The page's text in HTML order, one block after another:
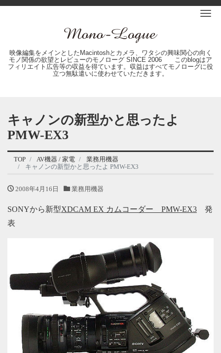
映像編集をメインとしたMacintoshとカメラ、ワタシの興味関心の向く
モノ関係の欲望とレビューのモノローグ SINCE 2006 このblogはア
フィリエイト広告等の収益を得ています。収益はすべてモノローグに役
立つ無駄遣いに使わせていただきます。
キャノンの新型かと思ったよ
PMW-EX3
TOP AV機器 / 家電
業務用機器
キャノンの新型かと思ったよ PMW-EX3
2008年4月16日 業務用機器
SONYから新型XDCAM EX カムコーダー PMW-EX3 発
表